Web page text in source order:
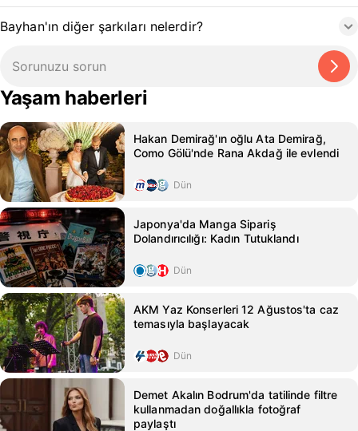
Bayhan'ın diğer şarkıları nelerdir?
Yaşam haberleri
Hakan Demirağ'ın oğlu Ata Demirağ,
Como Gölü'nde Rana Akdağ ile evlendi
Dün
Japonya'da Manga Sipariş
Dolandırıcılığı: Kadın Tutuklandı
Dün
AKM Yaz Konserleri 12 Ağustos'ta caz
temasıyla başlayacak
Dün
Demet Akalın Bodrum'da tatilinde filtre
kullanmadan doğallıkla fotoğraf
paylaştı